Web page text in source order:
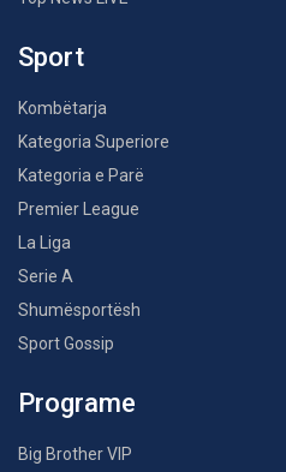
Sport
Kombëtarja
Kategoria Superiore
Kategoria e Parë
Premier League
La Liga
Serie A
Shumësportësh
Sport Gossip
Programe
Big Brother VIP